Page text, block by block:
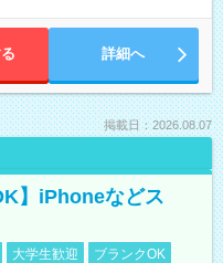
詳細へ
掲載日：2026.08.07
】iPhoneなどス
大学生歓迎
ブランクOK